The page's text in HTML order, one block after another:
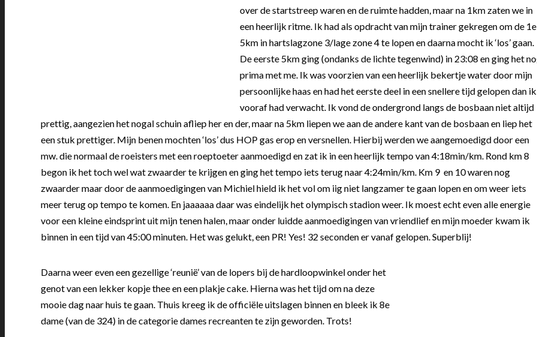
over de startstreep waren en de ruimte hadden, maar na 1km zaten we in
een heerlijk ritme. Ik had als opdracht van mijn trainer gekregen om de 1e
5km in hartslagzone 3/lage zone 4 te lopen en daarna mocht ik ‘los’ gaan.
De eerste 5km ging (ondanks de lichte tegenwind) in 23:08 en ging het
prima met me. Ik was voorzien van een heerlijk bekertje water door mijn
persoonlijke haas en had het eerste deel in een snellere tijd gelopen dan ik
vooraf had verwacht. Ik vond de ondergrond langs de bosbaan niet altijd
prettig, aangezien het nogal schuin afliep her en der, maar na 5km liepen we aan de andere kant van de bosbaan en liep het
een stuk prettiger. Mijn benen mochten ‘los’ dus HOP gas erop en versnellen. Hierbij werden we aangemoedigd door een
mw. die normaal de roeisters met een roeptoeter aanmoedigd en zat ik in een heerlijk tempo van 4:18min/km. Rond km 8
begon ik het toch wel wat zwaarder te krijgen en ging het tempo iets terug naar 4:24min/km. Km 9 en 10 waren nog
zwaarder maar door de aanmoedigingen van Michiel hield ik het vol om iig niet langzamer te gaan lopen en om weer iets
meer terug op tempo te komen. En jaaaaaa daar was eindelijk het olympisch stadion weer. Ik moest echt even alle energie
voor een kleine eindsprint uit mijn tenen halen, maar onder luidde aanmoedigingen van vriendlief en mijn moeder kwam ik
binnen in een tijd van 45:00 minuten. Het was gelukt, een PR! Yes! 32 seconden er vanaf gelopen. Superblij!
Daarna weer even een gezellige ‘reunië’ van de lopers bij de hardloopwinkel onder het
genot van een lekker kopje thee en een plakje cake. Hierna was het tijd om na deze
mooie dag naar huis te gaan. Thuis kreeg ik de officiële uitslagen binnen en bleek ik 8e
dame (van de 324) in de categorie dames recreanten te zijn geworden. Trots!